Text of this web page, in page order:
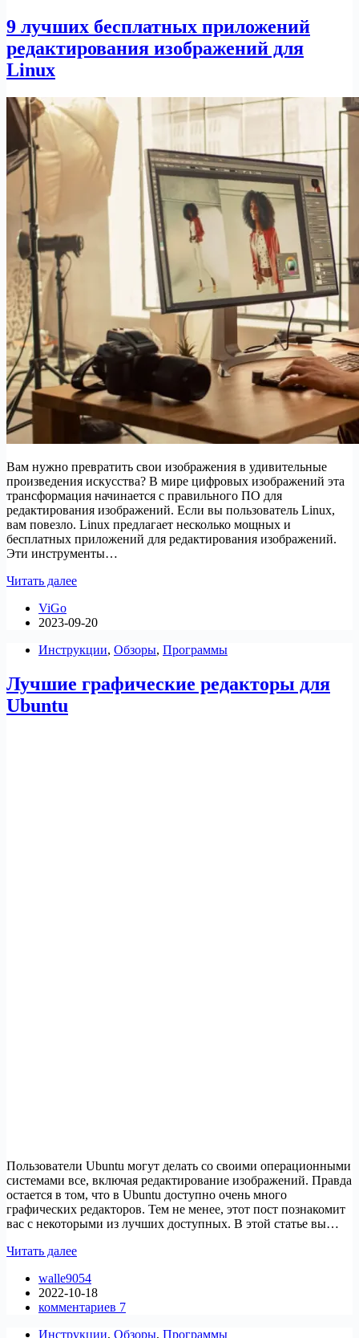
9 лучших бесплатных приложений
редактирования изображений для
Linux
Вам нужно превратить свои изображения в удивительные
произведения искусства? В мире цифровых изображений эта
трансформация начинается с правильного ПО для
редактирования изображений. Если вы пользователь Linux,
вам повезло. Linux предлагает несколько мощных и
бесплатных приложений для редактирования изображений.
Эти инструменты…
Читать далее9
приложений
изображений
Linux
ViGo
2023-09-20
Инструкции, Обзоры, Программы
Лучшие графические редакторы для
Ubuntu
Пользователи Ubuntu могут делать со своими операционными
системами все, включая редактирование изображений. Правда
остается в том, что в Ubuntu доступно очень много
графических редакторов. Тем не менее, этот пост познакомит
вас с некоторыми из лучших доступных. В этой статье вы…
Читать далееЛучшие
редакторы
для
Ubuntu
walle9054
2022-10-18
комментариев 7
Инструкции, Обзоры, Программы